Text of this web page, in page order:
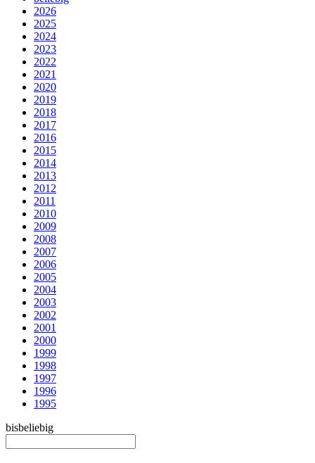
2026
2025
2024
2023
2022
2021
2020
2019
2018
2017
2016
2015
2014
2013
2012
2011
2010
2009
2008
2007
2006
2005
2004
2003
2002
2001
2000
1999
1998
1997
1996
1995
bisbeliebig